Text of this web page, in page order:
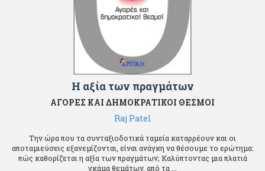
Η αξία των πραγμάτων
ΑΓΟΡΕΣ ΚΑΙ ΔΗΜΟΚΡΑΤΙΚΟΙ ΘΕΣΜΟΙ
Raj Patel
Την ώρα που τα συνταξιοδοτικά ταμεία καταρρέουν και οι
αποταμιεύσεις εξανεμίζονται, είναι ανάγκη να θέσουμε το ερώτημα:
πώς καθορίζεται η αξία των πραγμάτων; Καλύπτοντας μια πλατιά
γκάμα θεμάτων, από τα ...